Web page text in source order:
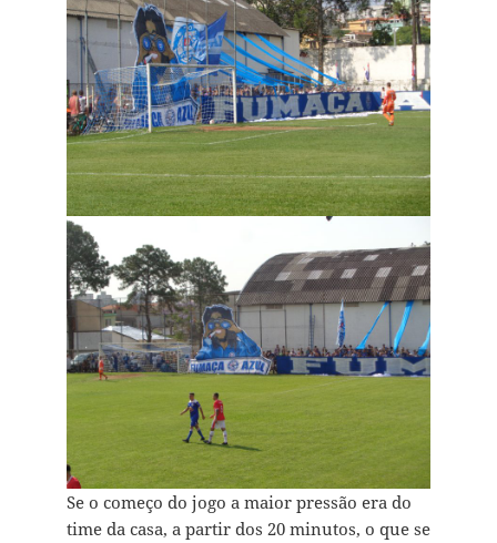
Se o começo do jogo a maior pressão era do
time da casa, a partir dos 20 minutos, o que se